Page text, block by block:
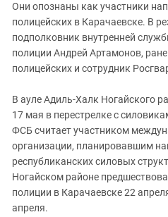
Они опознаны как участники
полицейских в Карачаевске. В
подполковник внутренней
полиции Андрей Артамонов,
полицейских и сотрудник
В ауле Адиль-Халк Ногайского
17 мая в перестрелке с
ФСБ считает участником
организации, планировавшим
республиканских силовых
Ногайском районе
полиции в Карачаевске 22
апреля.